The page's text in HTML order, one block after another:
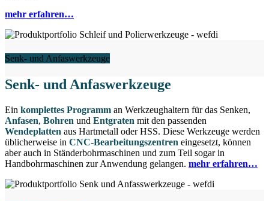
mehr erfahren…
Senk- und Anfaswerkzeuge
Senk- und Anfaswerkzeuge
Ein komplettes Programm an Werkzeughaltern für das Senken,
Anfasen, Bohren und Entgraten mit den passenden
Wendeplatten aus Hartmetall oder HSS. Diese Werkzeuge werden
üblicherweise in CNC-Bearbeitungszentren eingesetzt, können
aber auch in Ständerbohrmaschinen und zum Teil sogar in
Handbohrmaschinen zur Anwendung gelangen. mehr erfahren…